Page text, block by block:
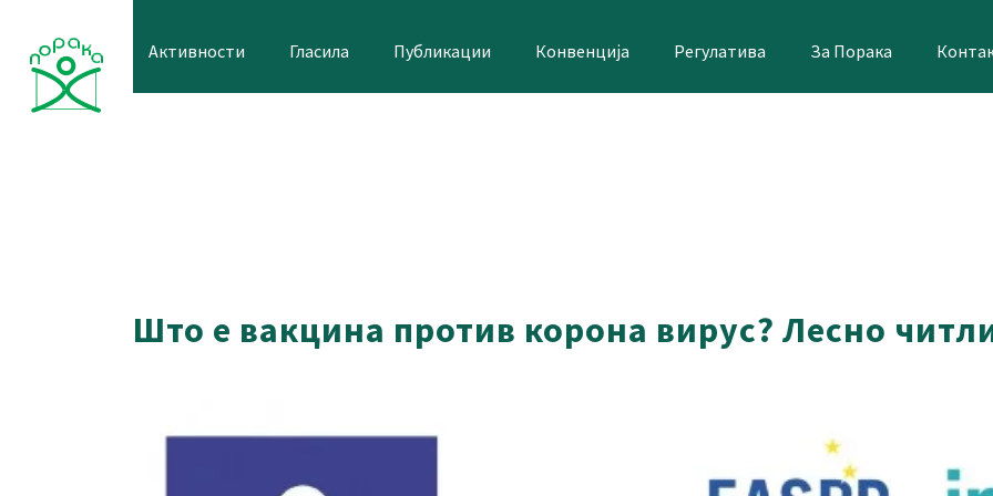
content
Активности Гласила Публикации Конвенција Регулатива За Порака
Што е вакцина против корона вирус? Лесно